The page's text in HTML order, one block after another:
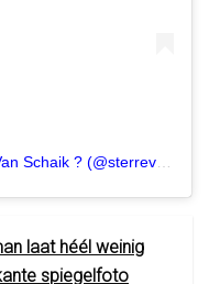
laat héél weinig
spiegelfoto